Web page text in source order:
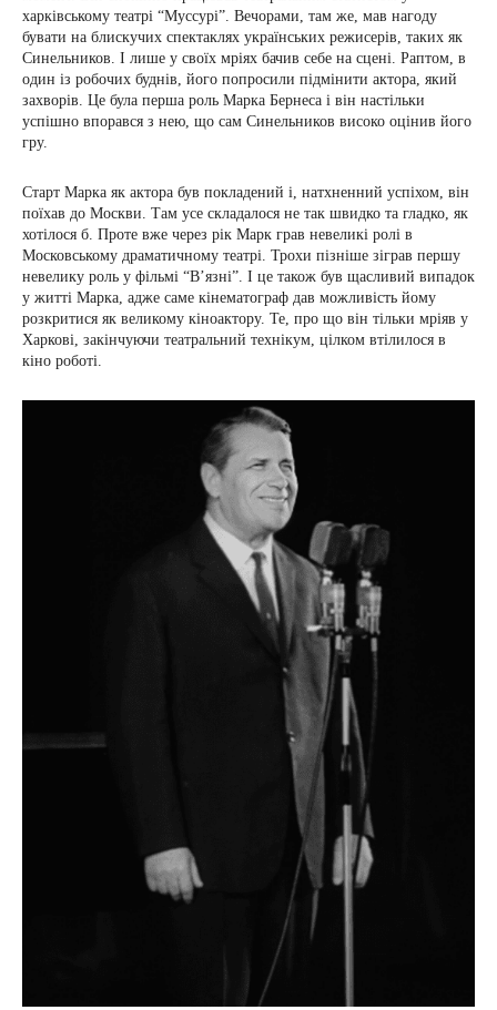
харківському театрі “Муссурі”. Вечорами, там же, мав нагоду
бувати на блискучих спектаклях українських режисерів, таких як
Синельников. І лише у своїх мріях бачив себе на сцені. Раптом, в
один із робочих буднів, його попросили підмінити актора, який
захворів. Це була перша роль Марка Бернеса і він настільки
успішно впорався з нею, що сам Синельников високо оцінив його
гру.
Старт Марка як актора був покладений і, натхненний успіхом, він
поїхав до Москви. Там усе складалося не так швидко та гладко, як
хотілося б. Проте вже через рік Марк грав невеликі ролі в
Московському драматичному театрі. Трохи пізніше зіграв першу
невелику роль у фільмі “В’язні”. І це також був щасливий випадок
у житті Марка, адже саме кінематограф дав можливість йому
розкритися як великому кіноактору. Те, про що він тільки мріяв у
Харкові, закінчуючи театральний технікум, цілком втілилося в
кіно роботі.